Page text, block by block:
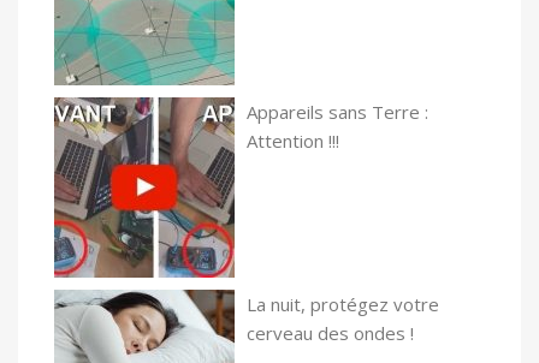
Appareils sans Terre :
Attention !!!
La nuit, protégez votre
cerveau des ondes !